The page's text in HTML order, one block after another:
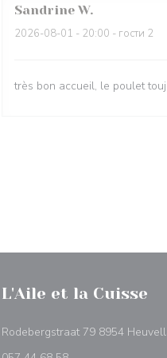
Sandrine W
2026-08-01 - 20:00 - гости 2
très bon accueil, le poulet
L'Aile et la Cuisse
Rodebergstraat 79 8954